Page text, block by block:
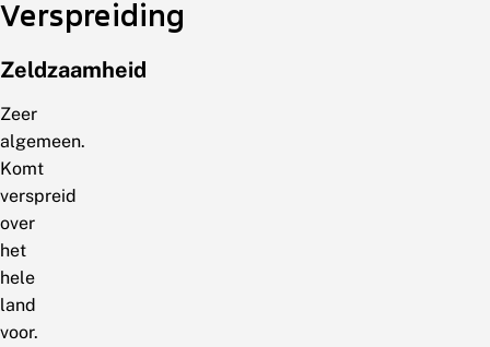
Verspreiding
Zeldzaamheid
Zeer
algemeen.
Komt
verspreid
over
het
hele
land
voor.